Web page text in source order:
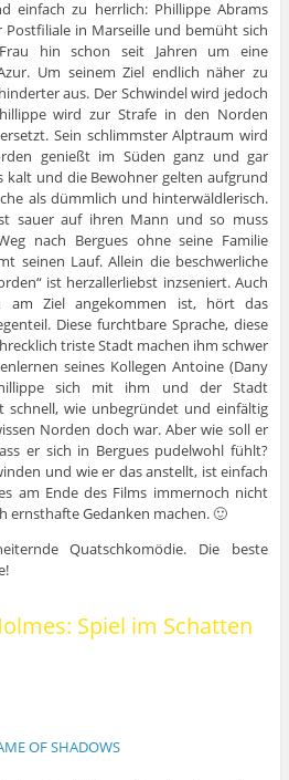
einfach zu herrlich: Phillippe Abrams
Postfiliale in Marseille und bemüht sich
hin schon seit Jahren um eine
Um seinem Ziel endlich näher zu
aus. Der Schwindel wird jedoch
wird zur Strafe in den Norden
Sein schlimmster Alptraum wird
genießt im Süden ganz und gar
kalt und die Bewohner gelten aufgrund
als dümmlich und hinterwäldlerisch.
sauer auf ihren Mann und so muss
nach Bergues ohne seine Familie
seinen Lauf. Allein die beschwerliche
ist herzallerliebst inzseniert. Auch
am Ziel angekommen ist, hört das
Diese furchtbare Sprache, diese
triste Stadt machen ihm schwer
seines Kollegen Antoine (Dany
sich mit ihm und der Stadt
wie unbegründet und einfältig
Norden doch war. Aber wie soll er
er sich in Bergues pudelwohl fühlt?
und wie er das anstellt, ist einfach
am Ende des Films immernoch nicht
ernsthafte Gedanken machen. 🙂
Quatschkomödie. Die beste
Spiel im Schatten